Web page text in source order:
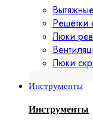
Решётки
Люки
Люки
Инструменты
Инструменты